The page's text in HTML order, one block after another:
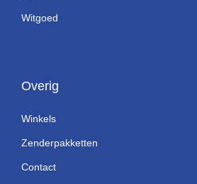
Witgoed
Overig
Winkels
Zenderpakketten
Contact